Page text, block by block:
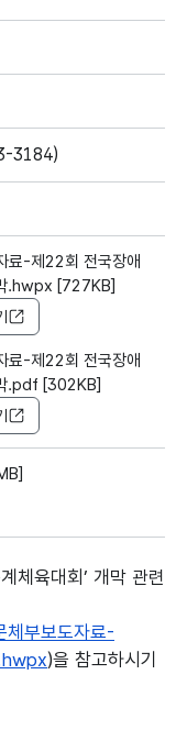
3184)
료-제22회 전국장애
.hwpx [727KB]
료-제22회 전국장애
.pdf [302KB]
체육대회’ 개막 관련
부보도자료-
)을 참고하시기